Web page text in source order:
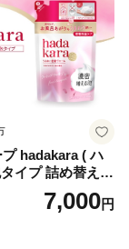
香料 トイレット
ブル といれっと
イレ クレシア ト
ーパー [BDBH002
hadakara ( ハ
イプ 詰め替え 4
ディーソープ 泡
プ 泡 日用品 消耗
7,000円